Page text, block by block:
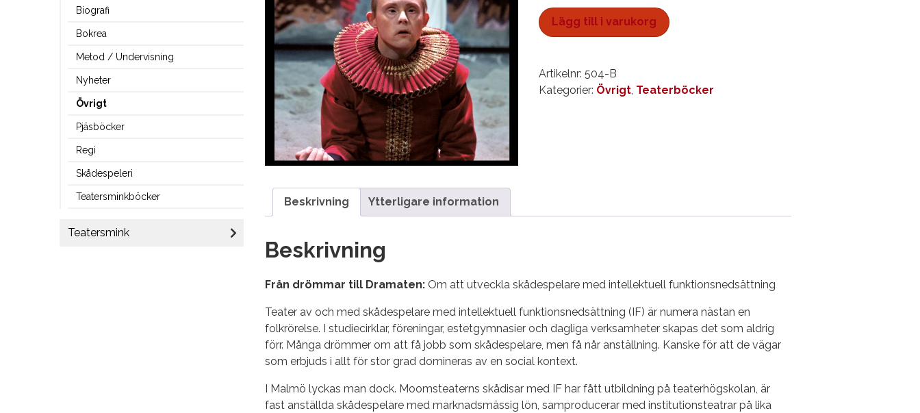
Biografi
Bokrea
Metod / Undervisning
Nyheter
Övrigt
Pjäsböcker
Regi
Skådespeleri
Teatersminkböcker
Teatersmink
till
Dramaten
Lägg till i varukorg
Artikelnr:504-B
Kategorier: Övrigt, Teaterböcker
Beskrivning Ytterligare information
Beskrivning
Från drömmar till Dramaten: Om att utveckla skådespelare med intellektuell funktionsnedsättning
Teater av och med skådespelare med intellektuell funktionsnedsättning (IF) är numera nästan en
folkrörelse. I studiecirklar, föreningar, estetgymnasier och dagliga verksamheter skapas det som aldrig
förr. Många drömmer om att få jobb som skådespelare, men få når anställning. Kanske för att de vägar
som erbjuds i allt för stor grad domineras av en social kontext.
I Malmö lyckas man dock. Moomsteaterns skådisar med IF har fått utbildning på teaterhögskolan, är
fast anställda skådespelare med marknadsmässig lön, samproducerar med institutionsteatrar på lika